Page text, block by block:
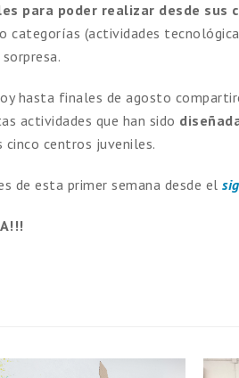
para poder realizar desde sus
categorías (actividades
hasta finales de agosto
actividades que han sido
cinco centros juveniles.
de esta primer semana desde el